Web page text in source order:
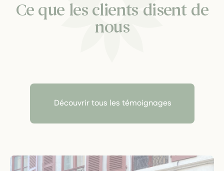
Ce que les clients disent de
nous
Découvrir tous les témoignages